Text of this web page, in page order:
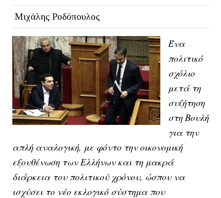
Μιχάλης Ροδόπουλος
Ένα
πολιτικό
σχόλιο
μετά τη
συζήτηση
στη Βουλή
για την
απλή αναλογική, με φόντο την οικονομική
εξουθένωση των Ελλήνων και τη μακρά
διάρκεια του πολιτικού χρόνου, ώσπου να
ισχύσει το νέο εκλογικό σύστημα που